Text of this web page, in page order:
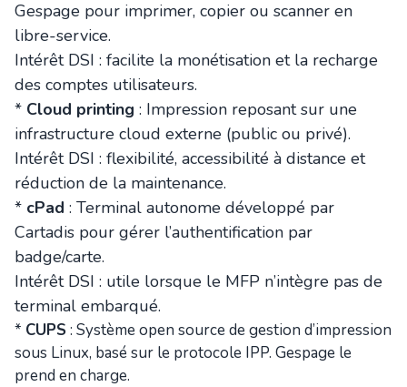
Gespage pour imprimer, copier ou scanner en
libre-service.
Intérêt DSI : facilite la monétisation et la recharge
des comptes utilisateurs.
* Cloud printing : Impression reposant sur une
infrastructure cloud externe (public ou privé).
Intérêt DSI : flexibilité, accessibilité à distance et
réduction de la maintenance.
* cPad : Terminal autonome développé par
Cartadis pour gérer l’authentification par
badge/carte.
Intérêt DSI : utile lorsque le MFP n’intègre pas de
terminal embarqué.
* CUPS : Système open source de gestion d’impression
sous Linux, basé sur le protocole IPP. Gespage le
prend en charge.